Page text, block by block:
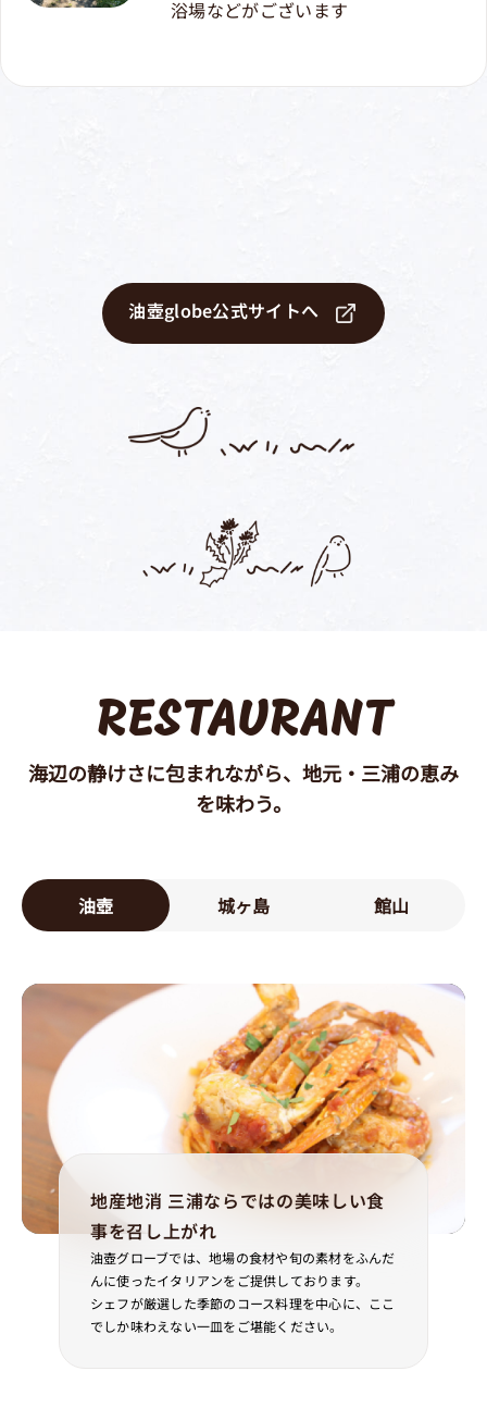
浴場などがございます
油壺globe公式サイトへ
RESTAURANT
海辺の静けさに包まれながら、地元・三浦の恵み
を味わう。
油壺 城ヶ島 館山
地産地消 三浦ならではの美味しい食
事を召し上がれ
油壺グローブでは、地場の食材や旬の素材をふんだ
んに使ったイタリアンをご提供しております。
シェフが厳選した季節のコース料理を中心に、ここ
でしか味わえない一皿をご堪能ください。